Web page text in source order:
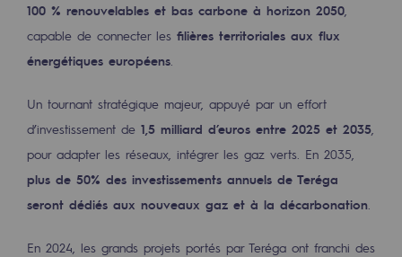
Mixité et égalité Femme-Homme
QVCT
Sécurité
Sécurité
PARI 2035, le programme de sécurité
Sécurité et cybersécurité
Santé et sécurité au travail
100 % renouvelables et bas carbone à horizon 2050
capable de connecter les filières territoriales aux flux
énergétiques européens
Un tournant stratégique majeur, appuyé par un effort
d’investissement de 1,5 milliard d’euros entre 2025 et 2035
pour adapter les réseaux, intégrer les gaz verts. En 2035,
plus de 50% des investissements annuels de Teréga
seront dédiés aux nouveaux gaz et à la décarbonation
En 2024, les grands projets portés par Teréga ont franchi des